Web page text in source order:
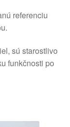
referenciu
sú starostlivo
funkčnosti po